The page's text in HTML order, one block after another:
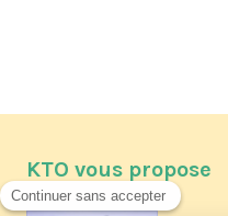
KTO vous propose